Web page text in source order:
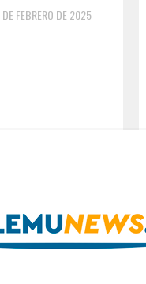
FEBRERO DE 2025